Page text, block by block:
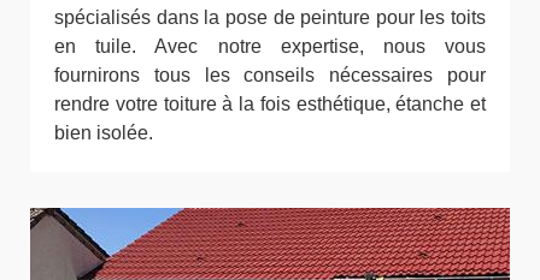
spécialisés dans la pose de peinture pour les toits
en tuile. Avec notre expertise, nous vous
fournirons tous les conseils nécessaires pour
rendre votre toiture à la fois esthétique, étanche et
bien isolée.